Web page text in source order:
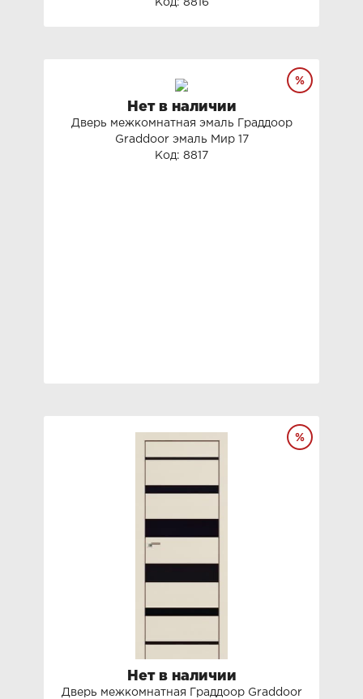
Код: 8816
Нет в наличии
Дверь межкомнатная эмаль Граддоор
Graddoor эмаль Мир 17
Код: 8817
Нет в наличии
Дверь межкомнатная Граддоор Graddoor